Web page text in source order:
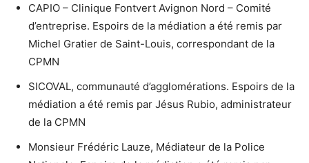
CAPIO – Clinique Fontvert Avignon Nord – Comité
d’entreprise. Espoirs de la médiation a été remis par
Michel Gratier de Saint-Louis, correspondant de la
CPMN
SICOVAL, communauté d’agglomérations. Espoirs de la
médiation a été remis par Jésus Rubio, administrateur
de la CPMN
Monsieur Frédéric Lauze, Médiateur de la Police